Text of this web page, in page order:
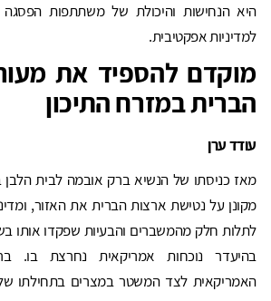
היא הנחישות והיכולת של משתתפות הפסגה
למדיניות אפקטיבית.
מוקדם להספיד את
הברית במזרח התיכון
עודד ערן
מקונן על נטישת ארצות הברית את האזור,
לתלות חלק מהמשברים והבעיות שפקדו אותו
בהיעדר נוכחות אמריקאית נחרצת בו.
האמריקאית לצד המשטר במצרים בתחילתו